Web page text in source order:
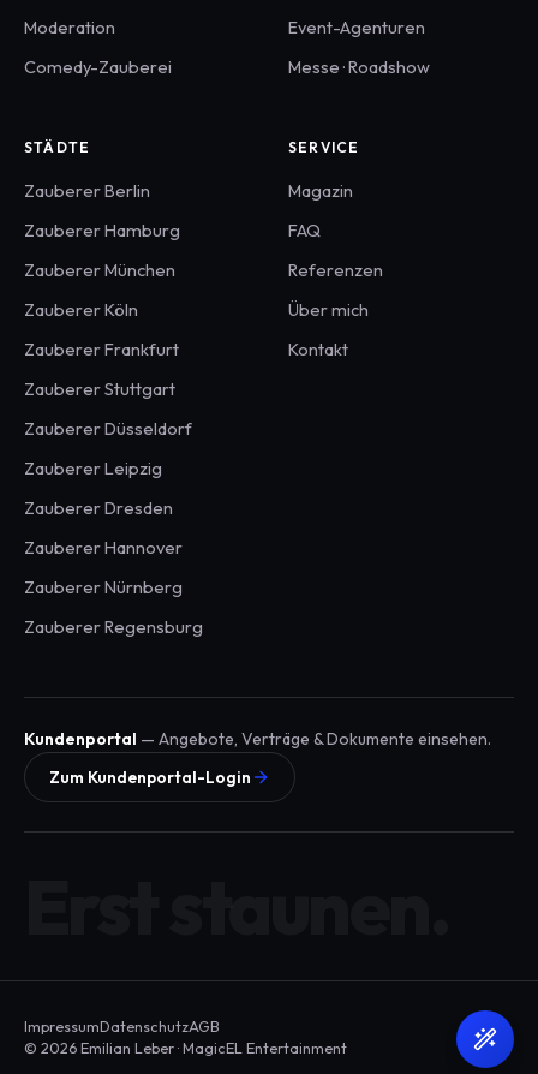
Moderation
Comedy-Zauberei
Event-Agenturen
Messe · Roadshow
STÄDTE
ZaubererBerlin
ZaubererHamburg
ZaubererMünchen
ZaubererKöln
ZaubererFrankfurt
ZaubererStuttgart
ZaubererDüsseldorf
ZaubererLeipzig
ZaubererDresden
ZaubererHannover
ZaubererNürnberg
ZaubererRegensburg
SERVICE
Magazin
FAQ
Referenzen
Über mich
Kontakt
Kundenportal — Angebote, Verträge & Dokumente einsehen.
Zum Kundenportal-Login
ImpressumDatenschutzAGB
© 2026 Emilian Leber · MagicEL Entertainment